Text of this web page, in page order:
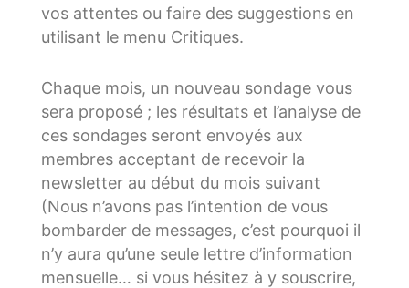
vos attentes ou faire des suggestions en
utilisant le menu Critiques.
Chaque mois, un nouveau sondage vous
sera proposé ; les résultats et l’analyse de
ces sondages seront envoyés aux
membres acceptant de recevoir la
newsletter au début du mois suivant
(Nous n’avons pas l’intention de vous
bombarder de messages, c’est pourquoi il
n’y aura qu’une seule lettre d’information
mensuelle… si vous hésitez à y souscrire,